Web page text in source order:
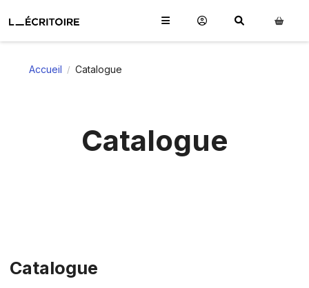
Accueil / Catalogue
Catalogue
Catalogue